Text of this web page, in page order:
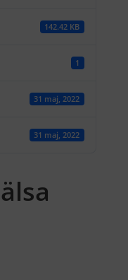
142.42 KB
1
31 maj, 2022
31 maj, 2022